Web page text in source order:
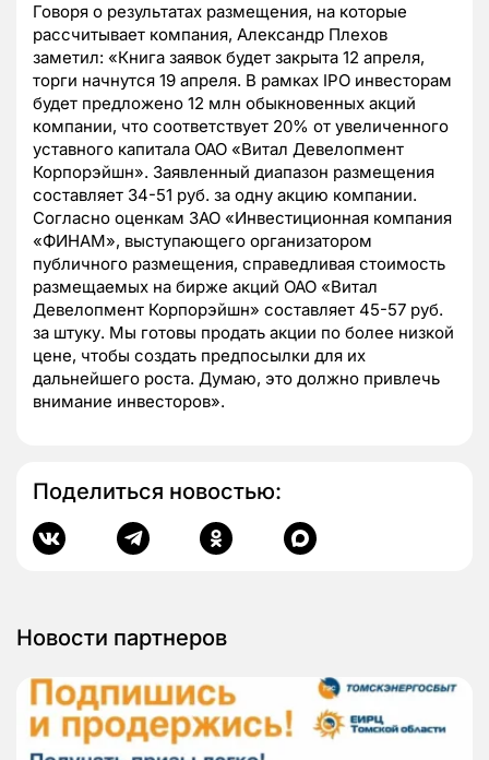
Говоря о результатах размещения, на которые
рассчитывает компания, Александр Плехов
заметил: «Книга заявок будет закрыта 12 апреля,
торги начнутся 19 апреля. В рамках IPO инвесторам
будет предложено 12 млн обыкновенных акций
компании, что соответствует 20% от увеличенного
уставного капитала ОАО «Витал Девелопмент
Корпорэйшн». Заявленный диапазон размещения
составляет 34-51 руб. за одну акцию компании.
Согласно оценкам ЗАО «Инвестиционная компания
«ФИНАМ», выступающего организатором
публичного размещения, справедливая стоимость
размещаемых на бирже акций ОАО «Витал
Девелопмент Корпорэйшн» составляет 45-57 руб.
за штуку. Мы готовы продать акции по более низкой
цене, чтобы создать предпосылки для их
дальнейшего роста. Думаю, это должно привлечь
внимание инвесторов».
Поделиться новостью:
Новости партнеров